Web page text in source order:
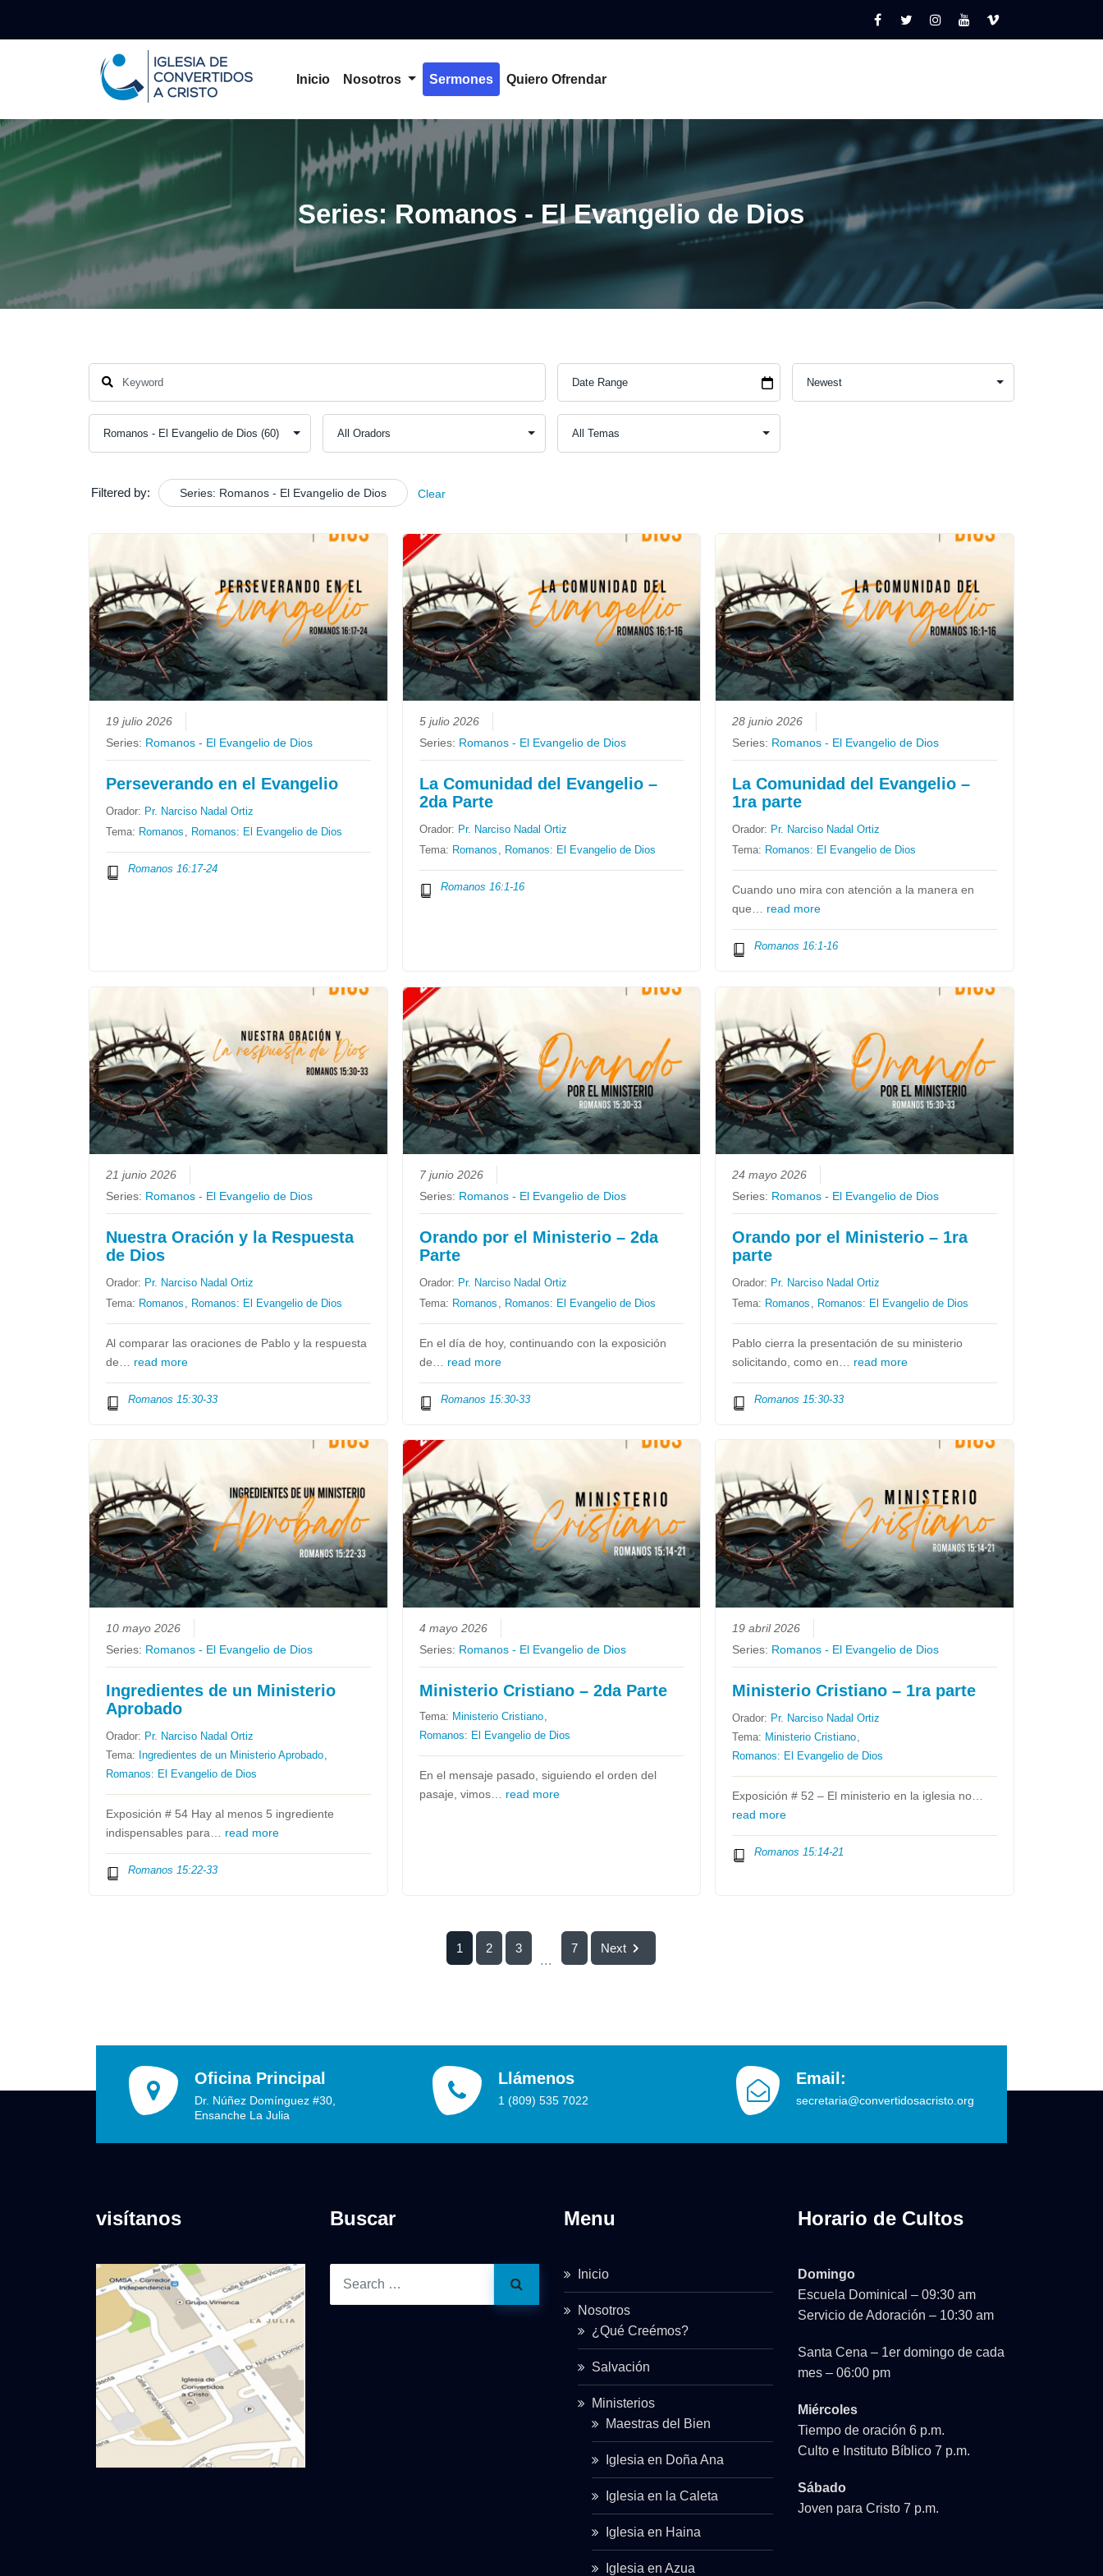
Inicio Nosotros Sermones Quiero Ofrendar
Series: Romanos - El Evangelio de Dios
Filtered by: Series: Romanos - El Evangelio de Dios Clear
19 julio 2026
Series: Romanos - El Evangelio de Dios
Perseverando en el Evangelio
Orador: Pr. Narciso Nadal Ortiz
Tema: Romanos , Romanos: El Evangelio de Dios
Romanos 16:17-24
5 julio 2026
Series: Romanos - El Evangelio de Dios
La Comunidad del Evangelio –
2da Parte
Orador: Pr. Narciso Nadal Ortiz
Tema: Romanos , Romanos: El Evangelio de Dios
Romanos 16:1-16
28 junio 2026
Series: Romanos - El Evangelio de Dios
La Comunidad del Evangelio –
1ra parte
Orador: Pr. Narciso Nadal Ortiz
Tema: Romanos: El Evangelio de Dios
Cuando uno mira con atención a la manera en
que… read more
Romanos 16:1-16
21 junio 2026
Series: Romanos - El Evangelio de Dios
Nuestra Oración y la Respuesta
de Dios
Orador: Pr. Narciso Nadal Ortiz
Tema: Romanos , Romanos: El Evangelio de Dios
Al comparar las oraciones de Pablo y la respuesta
de… read more
Romanos 15:30-33
7 junio 2026
Series: Romanos - El Evangelio de Dios
Orando por el Ministerio – 2da
Parte
Orador: Pr. Narciso Nadal Ortiz
Tema: Romanos , Romanos: El Evangelio de Dios
En el día de hoy, continuando con la exposición
de… read more
Romanos 15:30-33
24 mayo 2026
Series: Romanos - El Evangelio de Dios
Orando por el Ministerio – 1ra
parte
Orador: Pr. Narciso Nadal Ortiz
Tema: Romanos , Romanos: El Evangelio de Dios
Pablo cierra la presentación de su ministerio
solicitando, como en… read more
Romanos 15:30-33
10 mayo 2026
Series: Romanos - El Evangelio de Dios
Ingredientes de un Ministerio
Aprobado
Orador: Pr. Narciso Nadal Ortiz
Tema: Ingredientes de un Ministerio Aprobado,
Romanos: El Evangelio de Dios
Exposición # 54 Hay al menos 5 ingrediente
indispensables para… read more
Romanos 15:22-33
4 mayo 2026
Series: Romanos - El Evangelio de Dios
Ministerio Cristiano – 2da Parte
Tema: Ministerio Cristiano,
Romanos: El Evangelio de Dios
En el mensaje pasado, siguiendo el orden del
pasaje, vimos… read more
19 abril 2026
Series: Romanos - El Evangelio de Dios
Ministerio Cristiano – 1ra parte
Orador: Pr. Narciso Nadal Ortiz
Tema: Ministerio Cristiano,
Romanos: El Evangelio de Dios
Exposición # 52 – El ministerio en la iglesia no…
read more
Romanos 15:14-21
1 2
3
...
7 Next
Oficina Principal
Dr. Núñez Domínguez #30,
Ensanche La Julia
Llámenos
1 (809) 535 7022
Email:
secretaria@convertidosacristo.org
visítanos Buscar Menu
Inicio
Nosotros
¿Qué Creémos?
Salvación
Ministerios
Maestras del Bien
Iglesia en Doña Ana
Iglesia en la Caleta
Iglesia en Haina
Iglesia en Azua
Horario de Cultos
Domingo
Escuela Dominical – 09:30 am
Servicio de Adoración – 10:30 am
Santa Cena – 1er domingo de cada
mes – 06:00 pm
Miércoles
Tiempo de oración 6 p.m.
Culto e Instituto Bíblico 7 p.m.
Sábado
Joven para Cristo 7 p.m.